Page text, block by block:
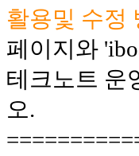
활용및 수정
페이지와
테크노트 운
오.